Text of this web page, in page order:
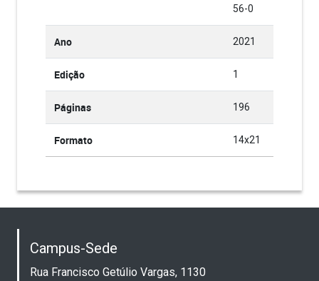
56-0
Ano 2021
Edição 1
Páginas 196
Formato 14x21
Campus-Sede
Rua Francisco Getúlio Vargas, 1130